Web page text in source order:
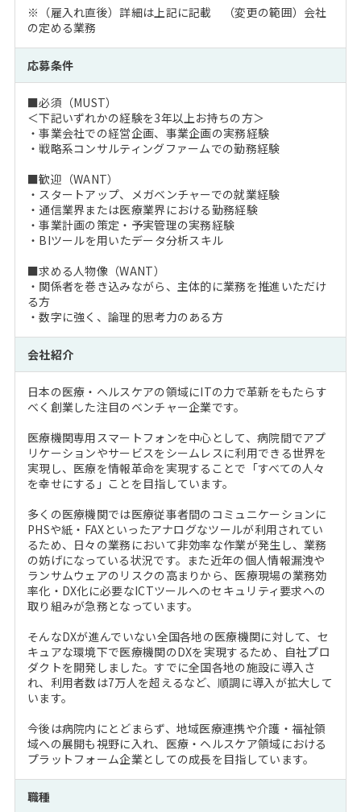
※（雇入れ直後）詳細は上記に記載 （変更の範囲）会社
の定める業務
応募条件
■必須（MUST）
＜下記いずれかの経験を3年以上お持ちの方＞
・事業会社での経営企画、事業企画の実務経験
・戦略系コンサルティングファームでの勤務経験
■歓迎（WANT）
・スタートアップ、メガベンチャーでの就業経験
・通信業界または医療業界における勤務経験
・事業計画の策定・予実管理の実務経験
・BIツールを用いたデータ分析スキル
■求める人物像（WANT）
・関係者を巻き込みながら、主体的に業務を推進いただけ
る方
・数字に強く、論理的思考力のある方
会社紹介
日本の医療・ヘルスケアの領域にITの力で革新をもたらす
べく創業した注目のベンチャー企業です。
医療機関専用スマートフォンを中心として、病院間でアプ
リケーションやサービスをシームレスに利用できる世界を
実現し、医療を情報革命を実現することで「すべての人々
を幸せにする」ことを目指しています。
多くの医療機関では医療従事者間のコミュニケーションに
PHSや紙・FAXといったアナログなツールが利用されてい
るため、日々の業務において非効率な作業が発生し、業務
の妨げになっている状況です。また近年の個人情報漏洩や
ランサムウェアのリスクの高まりから、医療現場の業務効
率化・DX化に必要なICTツールへのセキュリティ要求への
取り組みが急務となっています。
そんなDXが進んでいない全国各地の医療機関に対して、セ
キュアな環境下で医療機関のDXを実現するため、自社プロ
ダクトを開発しました。すでに全国各地の施設に導入さ
れ、利用者数は7万人を超えるなど、順調に導入が拡大して
います。
今後は病院内にとどまらず、地域医療連携や介護・福祉領
域への展開も視野に入れ、医療・ヘルスケア領域における
プラットフォーム企業としての成長を目指しています。
職種